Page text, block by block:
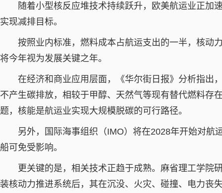
随着小型核反应堆技术持续跃升，欧美航运业正加
实现减排目标。
按照业内标准，燃料成本占航运支出的一半，核动
将今年视为发展关键之年。
在经济和商业应用层面，《华尔街日报》分析指出
不产生碳排放，相较于甲醇、天然气等现有替代燃料存
题，核能是航运业实现大规模脱碳的可行路径。
另外，国际海事组织（IMO）将在2028年开始对航
船可免受影响。
更关键的是，相关技术正趋于成熟。麻省理工学院
装核动力推进系统后，其在沉没、火灾、碰撞、电力丧